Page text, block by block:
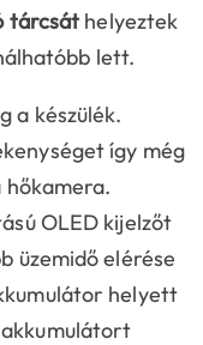
tárcsát helyeztek
lett.
a készülék.
így még
OLED kijelzőt
üzemidő elérése
helyett